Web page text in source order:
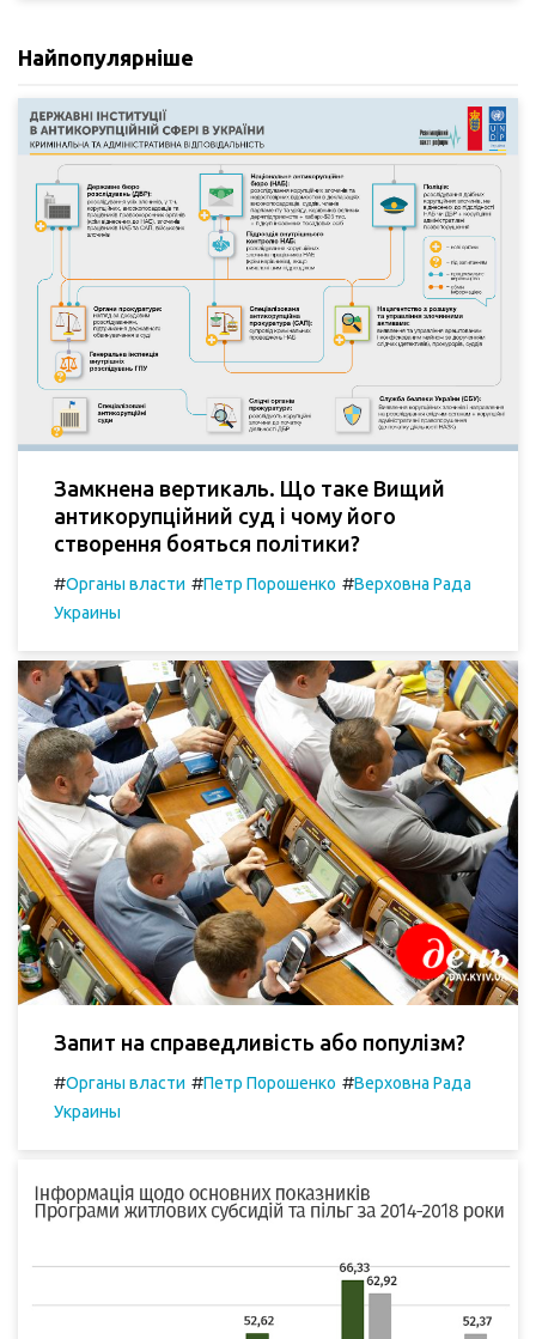
Найпопулярніше
Замкнена вертикаль. Що таке Вищий
антикорупційний суд і чому його
створення бояться політики?
#Органы власти #Петр Порошенко #Верховна Рада
Украины
Запит на справедливість або популізм?
#Органы власти #Петр Порошенко #Верховна Рада
Украины